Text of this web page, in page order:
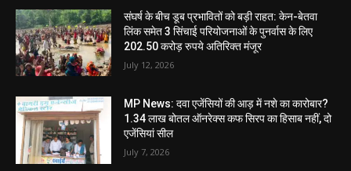
संघर्ष के बीच डूब प्रभावितों को बड़ी राहत: केन-बेतवा
लिंक समेत 3 सिंचाई परियोजनाओं के पुनर्वास के लिए
202.50 करोड़ रुपये अतिरिक्त मंजूर
July 12, 2026
MP News: दवा एजेंसियों की आड़ में नशे का कारोबार?
1.34 लाख बोतल ऑनरेक्स कफ सिरप का हिसाब नहीं, दो
एजेंसियां सील
July 7, 2026